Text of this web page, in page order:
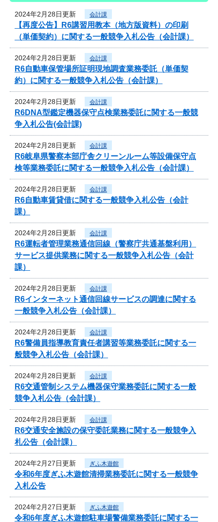
2024年2月28日更新 会計課
【再度公告】R6講習用教本（地方版資料）の印刷
（単価契約）に関する一般競争入札公告（会計課）
2024年2月28日更新 会計課
R6自動車保管場所証明現地調査業務委託（単価契
約）に関する一般競争入札公告（会計課）
2024年2月28日更新 会計課
R6DNA型鑑定機器保守点検業務委託に関する一般競
争入札公告(会計課)
2024年2月28日更新 会計課
R6岐阜県警察本部庁舎クリーンルーム等設備保守点
検等業務委託に関する一般競争入札公告（会計課）
2024年2月28日更新 会計課
R6自動車賃貸借に関する一般競争入札公告（会計
課）
2024年2月28日更新 会計課
R6運転者管理業務通信回線（警察庁共通基盤利用）
サービス提供業務に関する一般競争入札公告（会計
課）
2024年2月28日更新 会計課
R6インターネット通信回線サービスの調達に関する
一般競争入札公告（会計課）
2024年2月28日更新 会計課
R6警備員指導教育責任者講習等業務委託に関する一
般競争入札公告（会計課）
2024年2月28日更新 会計課
R6交通管制システム機器保守業務委託に関する一般
競争入札公告（会計課）
2024年2月28日更新 会計課
R6交通安全施設の保守委託業務に関する一般競争入
札公告（会計課）
2024年2月27日更新 ぎふ木遊館
令和6年度ぎふ木遊館清掃業務委託に関する一般競争
入札公告
2024年2月27日更新 ぎふ木遊館
令和6年度ぎふ木遊館駐車場警備業務委託に関する一